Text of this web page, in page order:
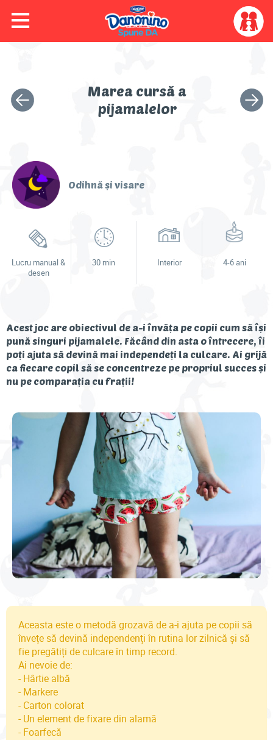
≡
menu
Activități
Idei & sfaturi
Descoperă Danonino
My
account
Activitatea
anterioară
Marea cursă a
pijamalelor
Odihnă și visare
Lucru manual &
desen
30 min Interior 4-6 ani
Acest joc are obiectivul de a-i învăța pe copii cum să își
pună singuri pijamalele. Făcând din asta o întrecere, îi
poți ajuta să devină mai independeți la culcare. Ai grijă
ca fiecare copil să se concentreze pe propriul succes și
nu pe comparația cu frații!
Aceasta este o metodă grozavă de a-i ajuta pe copii să
învețe să devină independenți în rutina lor zilnică și să
fie pregătiți de culcare în timp record.
Ai nevoie de:
- Hârtie albă
- Markere
- Carton colorat
- Un element de fixare din alamă
- Foarfecă